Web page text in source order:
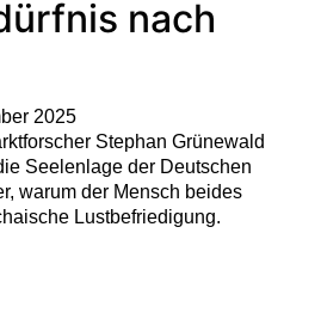
nach
2025
Stephan Grünewald
Seelenlage der Deutschen
warum der Mensch beides
Lustbefriedigung.